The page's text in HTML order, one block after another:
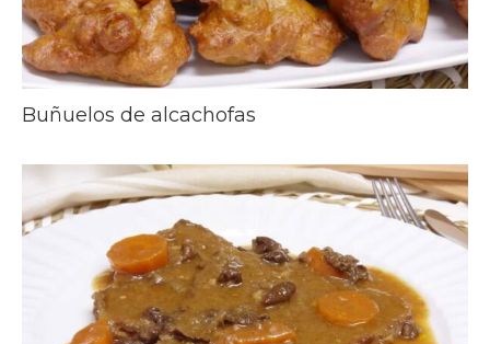
Buñuelos de alcachofas